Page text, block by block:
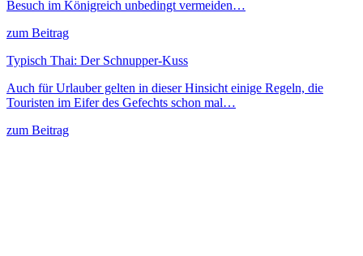
Besuch im Königreich unbedingt vermeiden…
zum Beitrag
Typisch Thai: Der Schnupper-Kuss
Auch für Urlauber gelten in dieser Hinsicht einige Regeln, die
Touristen im Eifer des Gefechts schon mal…
zum Beitrag